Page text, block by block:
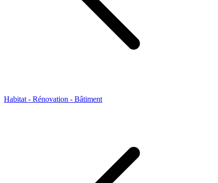
Habitat - Rénovation - Bâtiment